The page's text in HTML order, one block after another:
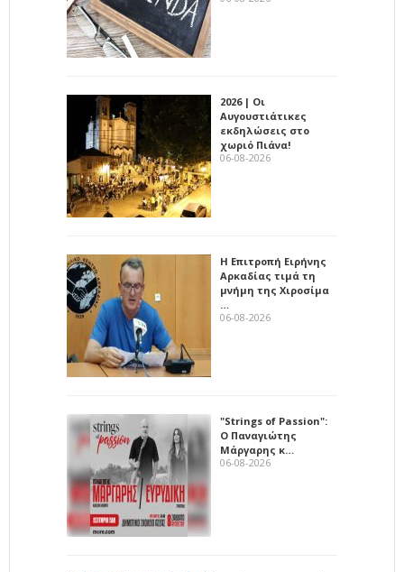
2026 | Οι
Αυγουστιάτικες
εκδηλώσεις στο
χωριό Πιάνα!
06-08-2026
Η Επιτροπή Ειρήνης
Αρκαδίας τιμά τη
μνήμη της Χιροσίμα
…
06-08-2026
"Strings of Passion":
Ο Παναγιώτης
Μάργαρης κ…
06-08-2026